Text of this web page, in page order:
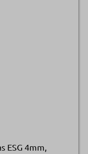
ESG 4mm,